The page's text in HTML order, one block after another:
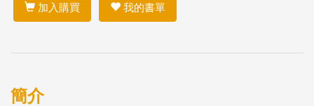
加入購買 我的書單
簡介